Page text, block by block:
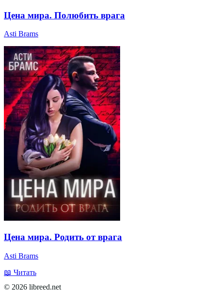
Цена мира. Полюбить врага
Asti Brams
Цена мира. Родить от врага
Asti Brams
📖 Читать
© 2026 libreed.net